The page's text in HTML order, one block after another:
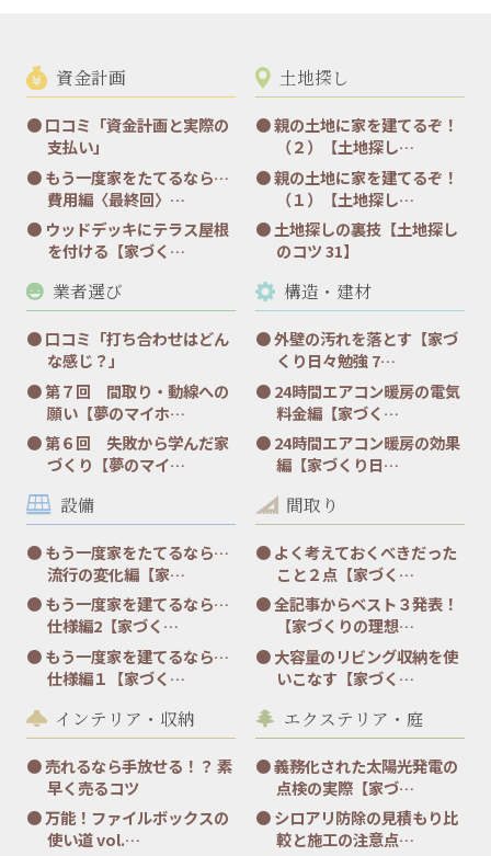
資金計画
口コミ「資金計画と実際の
支払い」
もう一度家をたてるなら…
費用編〈最終回〉…
ウッドデッキにテラス屋根
を付ける【家づく…
土地探し
親の土地に家を建てるぞ！
（２）【土地探し…
親の土地に家を建てるぞ！
（１）【土地探し…
土地探しの裏技【土地探し
のコツ 31】
業者選び
口コミ「打ち合わせはどん
な感じ？」
第７回 間取り・動線への
願い【夢のマイホ…
第６回 失敗から学んだ家
づくり【夢のマイ…
構造・建材
外壁の汚れを落とす【家づ
くり日々勉強 7…
24時間エアコン暖房の電気
料金編【家づく…
24時間エアコン暖房の効果
編【家づくり日…
設備
もう一度家をたてるなら…
流行の変化編【家…
もう一度家を建てるなら…
仕様編2【家づく…
もう一度家を建てるなら…
仕様編１【家づく…
間取り
よく考えておくべきだった
こと２点【家づく…
全記事からベスト３発表！
【家づくりの理想…
大容量のリビング収納を使
いこなす【家づく…
インテリア・収納
売れるなら手放せる！？ 素
早く売るコツ
万能！ファイルボックスの
使い道 vol.…
エクステリア・庭
義務化された太陽光発電の
点検の実際【家づ…
シロアリ防除の見積もり比
較と施工の注意点…